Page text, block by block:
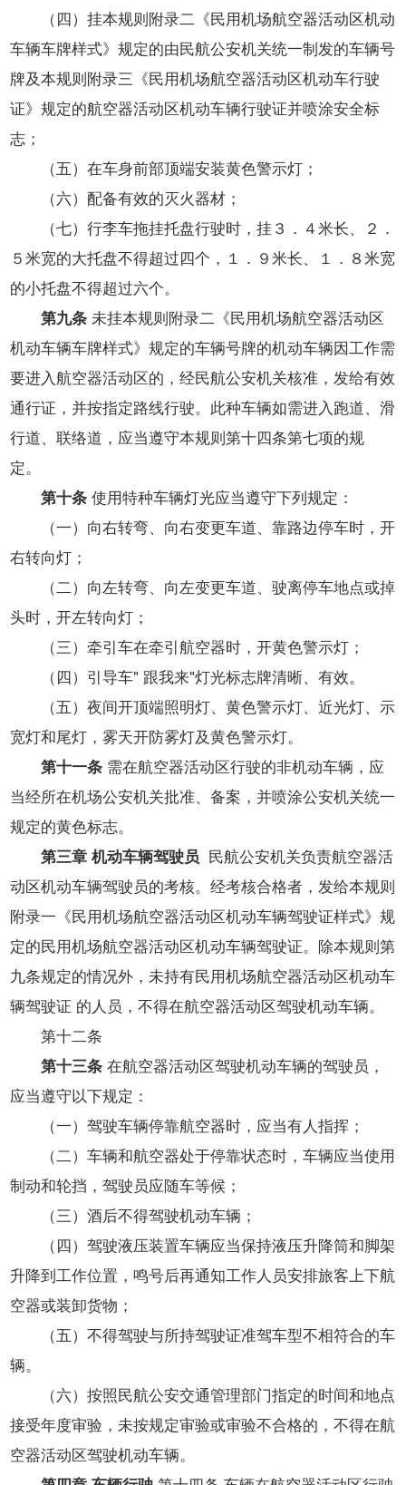
（四）挂本规则附录二《民用机场航空器活动区机动
车辆车牌样式》规定的由民航公安机关统一制发的车辆号
牌及本规则附录三《民用机场航空器活动区机动车行驶
证》规定的航空器活动区机动车辆行驶证并喷涂安全标
志；
（五）在车身前部顶端安装黄色警示灯；
（六）配备有效的灭火器材；
（七）行李车拖挂托盘行驶时，挂３．４米长、２．
５米宽的大托盘不得超过四个，１．９米长、１．８米宽
的小托盘不得超过六个。
第九条未挂本规则附录二《民用机场航空器活动区
机动车辆车牌样式》规定的车辆号牌的机动车辆因工作需
要进入航空器活动区的，经民航公安机关核准，发给有效
通行证，并按指定路线行驶。此种车辆如需进入跑道、滑
行道、联络道，应当遵守本规则第十四条第七项的规
定。
第十条使用特种车辆灯光应当遵守下列规定：
（一）向右转弯、向右变更车道、靠路边停车时，开
右转向灯；
（二）向左转弯、向左变更车道、驶离停车地点或掉
头时，开左转向灯；
（三）牵引车在牵引航空器时，开黄色警示灯；
（四）引导车" 跟我来"灯光标志牌清晰、有效。
（五）夜间开顶端照明灯、黄色警示灯、近光灯、示
宽灯和尾灯，雾天开防雾灯及黄色警示灯。
第十一条需在航空器活动区行驶的非机动车辆，应
当经所在机场公安机关批准、备案，并喷涂公安机关统一
规定的黄色标志。
第三章 机动车辆驾驶员 民航公安机关负责航空器活
动区机动车辆驾驶员的考核。经考核合格者，发给本规则
附录一《民用机场航空器活动区机动车辆驾驶证样式》规
定的民用机场航空器活动区机动车辆驾驶证。除本规则第
九条规定的情况外，未持有民用机场航空器活动区机动车
辆驾驶证 的人员，不得在航空器活动区驾驶机动车辆。
第十二条
第十三条在航空器活动区驾驶机动车辆的驾驶员，
应当遵守以下规定：
（一）驾驶车辆停靠航空器时，应当有人指挥；
（二）车辆和航空器处于停靠状态时，车辆应当使用
制动和轮挡，驾驶员应随车等候；
（三）酒后不得驾驶机动车辆；
（四）驾驶液压装置车辆应当保持液压升降筒和脚架
升降到工作位置，鸣号后再通知工作人员安排旅客上下航
空器或装卸货物；
（五）不得驾驶与所持驾驶证准驾车型不相符合的车
辆。
（六）按照民航公安交通管理部门指定的时间和地点
接受年度审验，未按规定审验或审验不合格的，不得在航
空器活动区驾驶机动车辆。